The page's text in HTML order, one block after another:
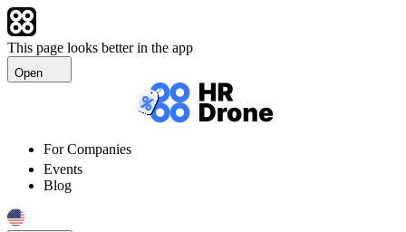
This page looks better in the app
Open
For Companies
Events
Blog